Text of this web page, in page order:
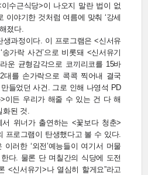
수근식당>이 나오지 말란 법이 없
이야기한 것처럼 여름에 맞춰 ‘강세
졌다.
과정이다. 이 프로그램은 <신서유
가락 사건’으로 비롯돼 <신서유기
운 균형감각으로 코끼리코를 15바
를 손가락으로 콕콕 찍어내 결국
들었던 사건. 그로 인해 나영석 PD
이든 우리가 해줄 수 있는 건 다 해
된 것.
서 위너가 출연하는 <꽃보다 청춘>
프로그램이 탄생했다고 볼 수 있다.
러한 ‘외전’예능들이 여기서 머물
다. 물론 단 며칠간의 식당에 도전
<신서유기>나 열심히 할게요”라고